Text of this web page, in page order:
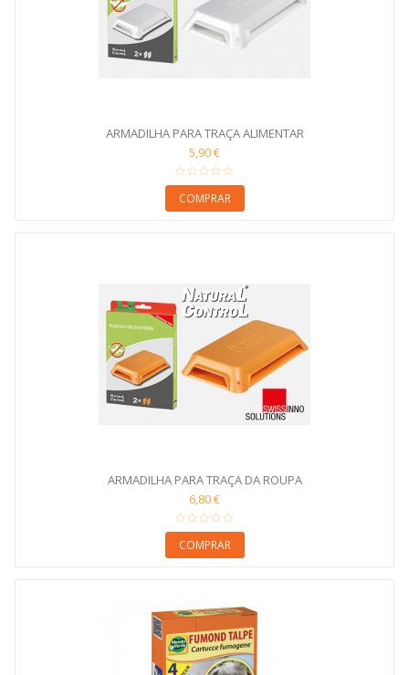
ARMADILHA PARA TRAÇA ALIMENTAR
5,90 €
COMPRAR
ARMADILHA PARA TRAÇA DA ROUPA
6,80 €
COMPRAR